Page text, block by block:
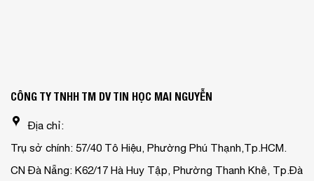
CÔNG TY TNHH TM DV TIN HỌC MAI NGUYỄN
Địa chỉ:
Trụ sở chính: 57/40 Tô Hiệu, Phường Phú Thạnh,Tp.HCM.
CN Đà Nẵng: K62/17 Hà Huy Tập, Phường Thanh Khê, Tp.Đà